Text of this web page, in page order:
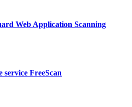
Web Application Scanning
service FreeScan